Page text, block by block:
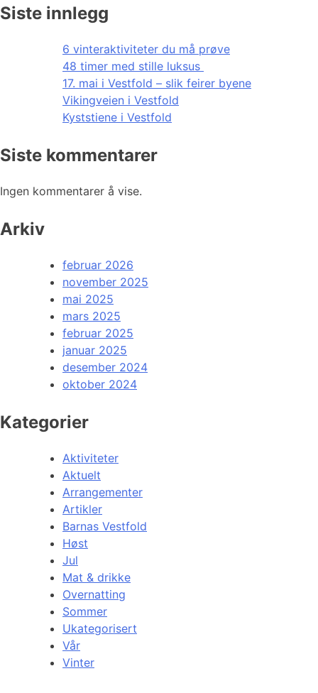
Siste innlegg
6 vinteraktiviteter du må prøve
48 timer med stille luksus
17. mai i Vestfold – slik feirer byene
Vikingveien i Vestfold
Kyststiene i Vestfold
Siste kommentarer
Ingen kommentarer å vise.
Arkiv
februar 2026
november 2025
mai 2025
mars 2025
februar 2025
januar 2025
desember 2024
oktober 2024
Kategorier
Aktiviteter
Aktuelt
Arrangementer
Artikler
Barnas Vestfold
Høst
Jul
Mat & drikke
Overnatting
Sommer
Ukategorisert
Vår
Vinter